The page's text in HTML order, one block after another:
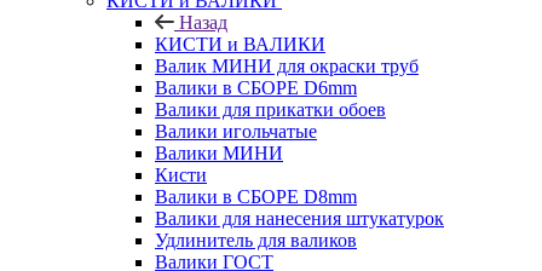
Назад
КИСТИ и ВАЛИКИ
Валик МИНИ для окраски труб
Валики в СБОРЕ D6mm
Валики для прикатки обоев
Валики игольчатые
Валики МИНИ
Кисти
Валики в СБОРЕ D8mm
Валики для нанесения штукатурок
Удлинитель для валиков
Валики ГОСТ